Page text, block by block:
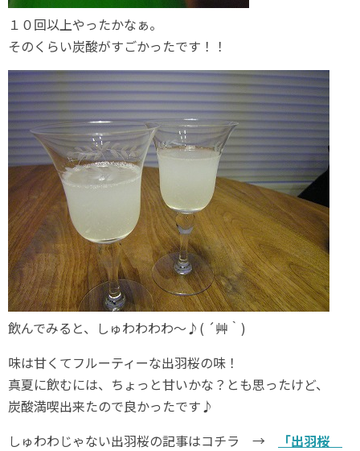
１０回以上やったかなぁ。
そのくらい炭酸がすごかったです！！
飲んでみると、しゅわわわわ～♪( ´艸｀)
味は甘くてフルーティーな出羽桜の味！
真夏に飲むには、ちょっと甘いかな？とも思ったけど、
炭酸満喫出来たので良かったです♪
しゅわわじゃない出羽桜の記事はコチラ →
「出羽桜